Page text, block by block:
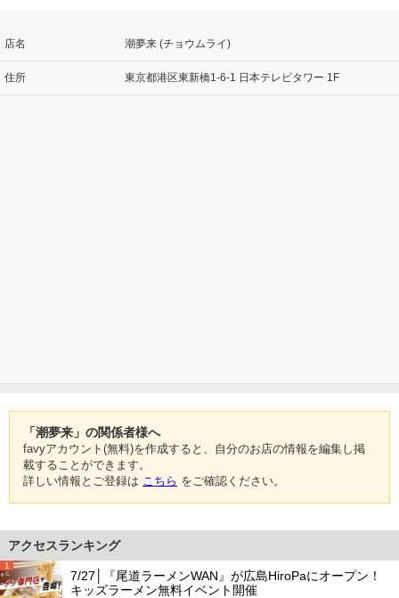
店名 潮夢来 (チョウムライ)
住所 東京都港区東新橋1-6-1 日本テレビタワー 1F
「潮夢来」の関係者様へ
favyアカウント(無料)を作成すると、自分のお店の情報を編集し掲
載することができます。
詳しい情報とご登録は こちら をご確認ください。
アクセスランキング
1
7/27│『尾道ラーメンWAN』が広島HiroPaにオープン！
キッズラーメン無料イベント開催